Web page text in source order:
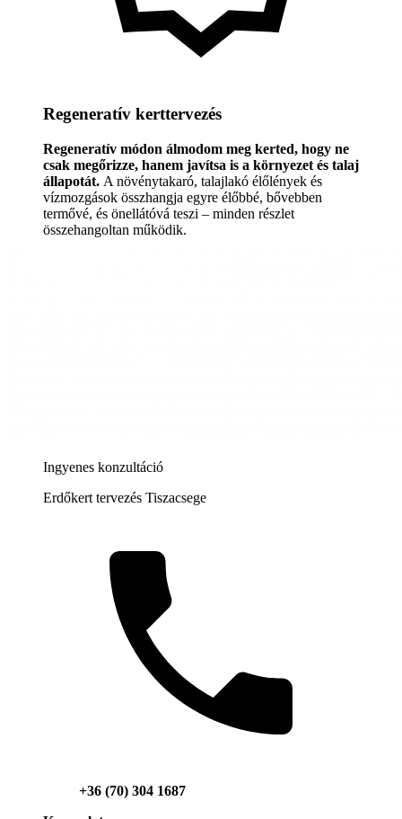
Regeneratív kerttervezés
Regeneratív módon álmodom meg kerted, hogy ne
csak megőrizze, hanem javítsa is a környezet és talaj
állapotát. A növénytakaró, talajlakó élőlények és
vízmozgások összhangja egyre élőbbé, bővebben
termővé, és önellátóvá teszi – minden részlet
összehangoltan működik.
Ingyenes konzultáció
Erdőkert tervezés Tiszacsege
+36 (70) 304 1687